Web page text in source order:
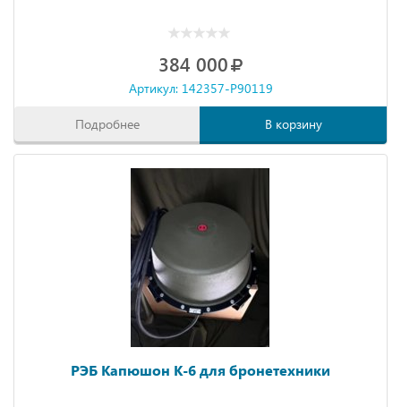
384 000
Артикул: 142357-P90119
Подробнее В корзину
РЭБ Капюшон К-6 для бронетехники